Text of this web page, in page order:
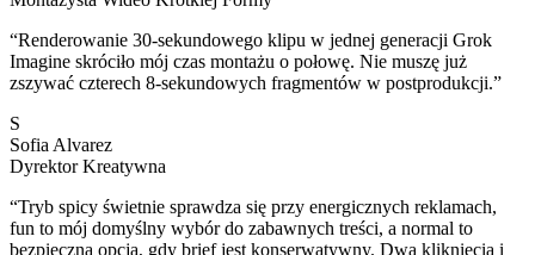
“Renderowanie 30-sekundowego klipu w jednej generacji Grok
Imagine skróciło mój czas montażu o połowę. Nie muszę już
zszywać czterech 8-sekundowych fragmentów w postprodukcji.”
S
Sofia Alvarez
Dyrektor Kreatywna
“Tryb spicy świetnie sprawdza się przy energicznych reklamach,
fun to mój domyślny wybór do zabawnych treści, a normal to
bezpieczna opcja, gdy brief jest konserwatywny. Dwa kliknięcia i